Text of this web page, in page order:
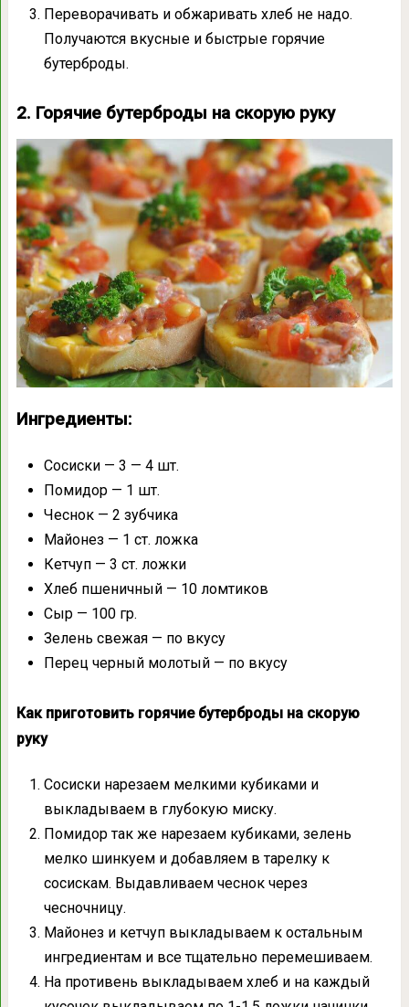
Переворачивать и обжаривать хлеб не надо.
Получаются вкусные и быстрые горячие
бутерброды.
2. Горячие бутерброды на скорую руку
Ингредиенты:
Сосиски — 3 — 4 шт.
Помидор — 1 шт.
Чеснок — 2 зубчика
Майонез — 1 ст. ложка
Кетчуп — 3 ст. ложки
Хлеб пшеничный — 10 ломтиков
Сыр — 100 гр.
Зелень свежая — по вкусу
Перец черный молотый — по вкусу
Как приготовить горячие бутерброды на скорую
руку
Сосиски нарезаем мелкими кубиками и
выкладываем в глубокую миску.
Помидор так же нарезаем кубиками, зелень
мелко шинкуем и добавляем в тарелку к
сосискам. Выдавливаем чеснок через
чесночницу.
Майонез и кетчуп выкладываем к остальным
ингредиентам и все тщательно перемешиваем.
На противень выкладываем хлеб и на каждый